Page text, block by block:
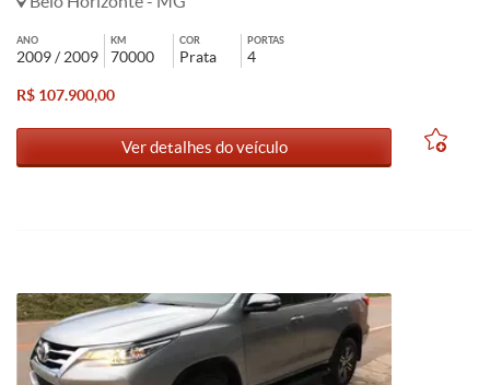
ANO
2009 / 2009
KM
70000
COR
Prata
PORTAS
4
R$ 107.900,00
Ver detalhes do veículo